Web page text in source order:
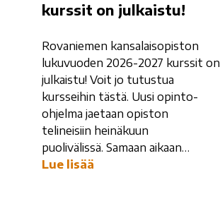
kurssit on julkaistu!
Rovaniemen kansalaisopiston
lukuvuoden 2026-2027 kurssit on
julkaistu! Voit jo tutustua
kursseihin tästä. Uusi opinto-
ohjelma jaetaan opiston
telineisiin heinäkuun
puolivälissä. Samaan aikaan…
Lue lisää